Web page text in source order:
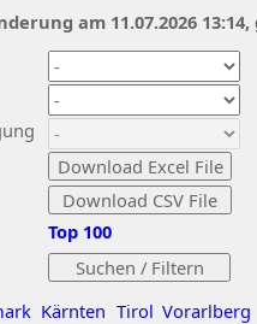
Kärnten Tirol Vorarlberg
Top 100
am 11.07.2026